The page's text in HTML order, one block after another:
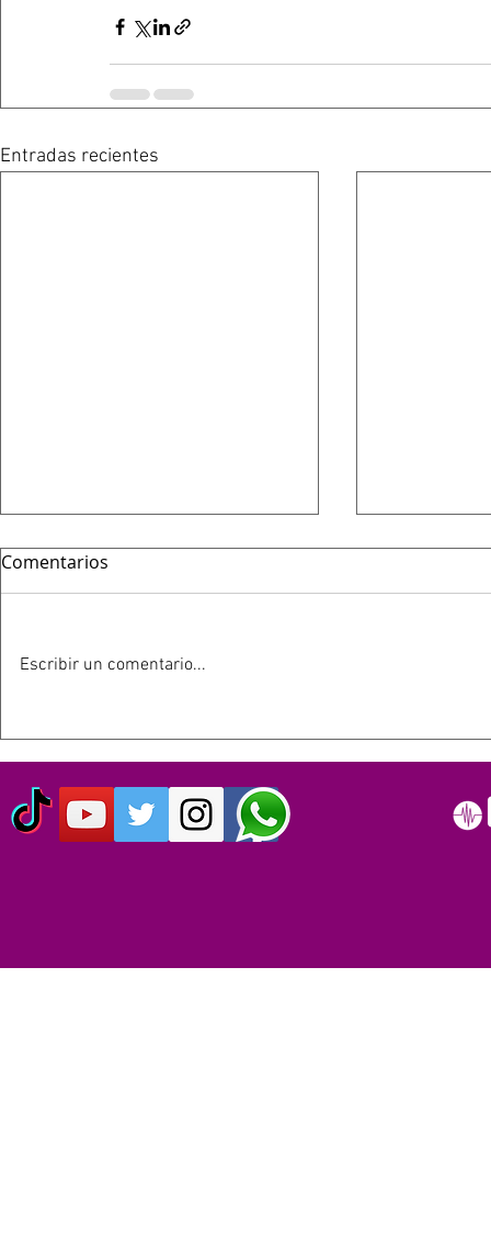
Entradas recientes
HOY 13 DE JULIO SE
CUMPLEN 40 AÑOS DEL LIVE
AID: EL EVENTO QUE
ORIGINO EL DÍA MUNDIAL
DEL ROCK
ESTE 12
SIMPSON
Comentarios
Escribir un comentario...